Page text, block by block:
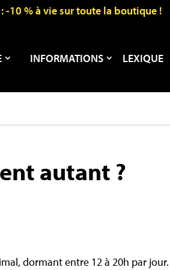
-10 % à vie sur toute la boutique !
INFORMATIONS LEXIQUE
autant ?
dormant entre 12 à 20h par jour.